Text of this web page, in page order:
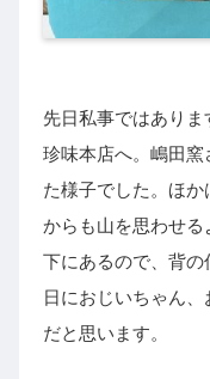
先日私事ではあり
珍味本店へ。嶋田
た様子でした。ほ
からも山を思わせ
下にあるので、背
日におじいちゃん
だと思います。